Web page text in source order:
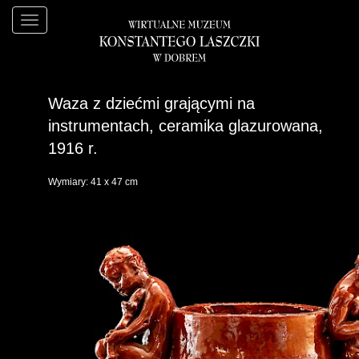
Waza z dziećmi grającymi na
instrumentach, ceramika glazurowana,
1916 r.
Wymiary: 41 x 47 cm